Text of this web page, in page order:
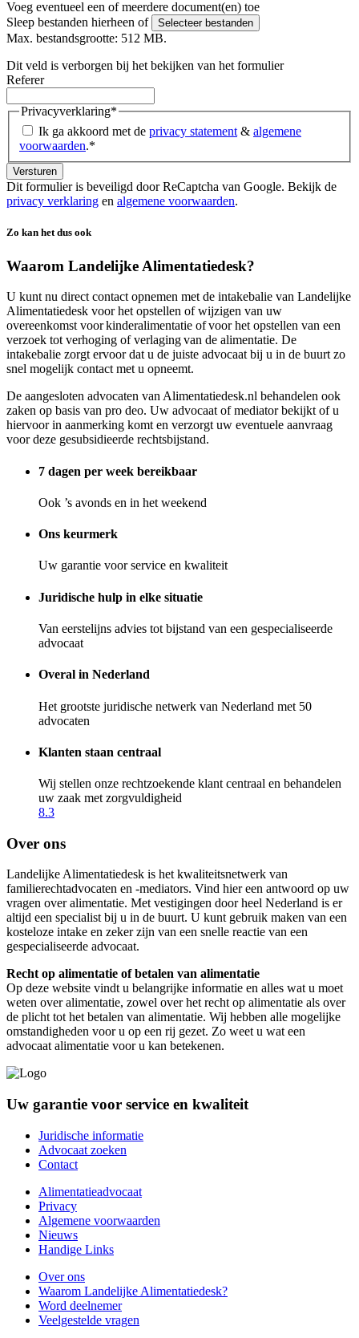
Voeg eventueel een of meerdere document(en) toe
Sleep bestanden hierheen of
Selecteer bestanden
Max. bestandsgrootte: 512 MB.
Dit veld is verborgen bij het bekijken van het formulier
Referer
Privacyverklaring*
Ik ga akkoord met de privacy statement & algemene
voorwaarden.*
Dit formulier is beveiligd door ReCaptcha van Google. Bekijk de
privacy verklaring en algemene voorwaarden.
Zo kan het dus ook
Waarom Landelijke Alimentatiedesk?
U kunt nu direct contact opnemen met de intakebalie van Landelijke
Alimentatiedesk voor het opstellen of wijzigen van uw
overeenkomst voor kinderalimentatie of voor het opstellen van een
verzoek tot verhoging of verlaging van de alimentatie. De
intakebalie zorgt ervoor dat u de juiste advocaat bij u in de buurt zo
snel mogelijk contact met u opneemt.
De aangesloten advocaten van Alimentatiedesk.nl behandelen ook
zaken op basis van pro deo. Uw advocaat of mediator bekijkt of u
hiervoor in aanmerking komt en verzorgt uw eventuele aanvraag
voor deze gesubsidieerde rechtsbijstand.
7 dagen per week bereikbaar
Ook ’s avonds en in het weekend
Ons keurmerk
Uw garantie voor service en kwaliteit
Juridische hulp in elke situatie
Van eerstelijns advies tot bijstand van een gespecialiseerde
advocaat
Overal in Nederland
Het grootste juridische netwerk van Nederland met 50
advocaten
Klanten staan centraal
Wij stellen onze rechtzoekende klant centraal en behandelen
uw zaak met zorgvuldigheid
8.3
Over ons
Landelijke Alimentatiedesk is het kwaliteitsnetwerk van
familierechtadvocaten en -mediators. Vind hier een antwoord op uw
vragen over alimentatie. Met vestigingen door heel Nederland is er
altijd een specialist bij u in de buurt. U kunt gebruik maken van een
kosteloze intake en zeker zijn van een snelle reactie van een
gespecialiseerde advocaat.
Recht op alimentatie of betalen van alimentatie
Op deze website vindt u belangrijke informatie en alles wat u moet
weten over alimentatie, zowel over het recht op alimentatie als over
de plicht tot het betalen van alimentatie. Wij hebben alle mogelijke
omstandigheden voor u op een rij gezet. Zo weet u wat een
advocaat alimentatie voor u kan betekenen.
Uw garantie voor service en kwaliteit
Juridische informatie
Advocaat zoeken
Contact
Alimentatieadvocaat
Privacy
Algemene voorwaarden
Nieuws
Handige Links
Over ons
Waarom Landelijke Alimentatiedesk?
Word deelnemer
Veelgestelde vragen